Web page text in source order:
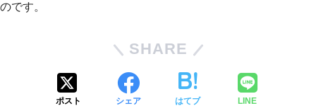
のです。
SHARE
ポスト シェア はてブ LINE